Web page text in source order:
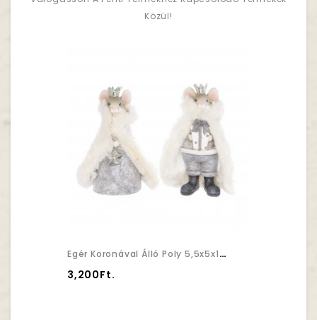
Közül!
Egér Koronával Álló Poly 5,5x5x14 Fehér,szürke 2 Féle
3,200Ft.